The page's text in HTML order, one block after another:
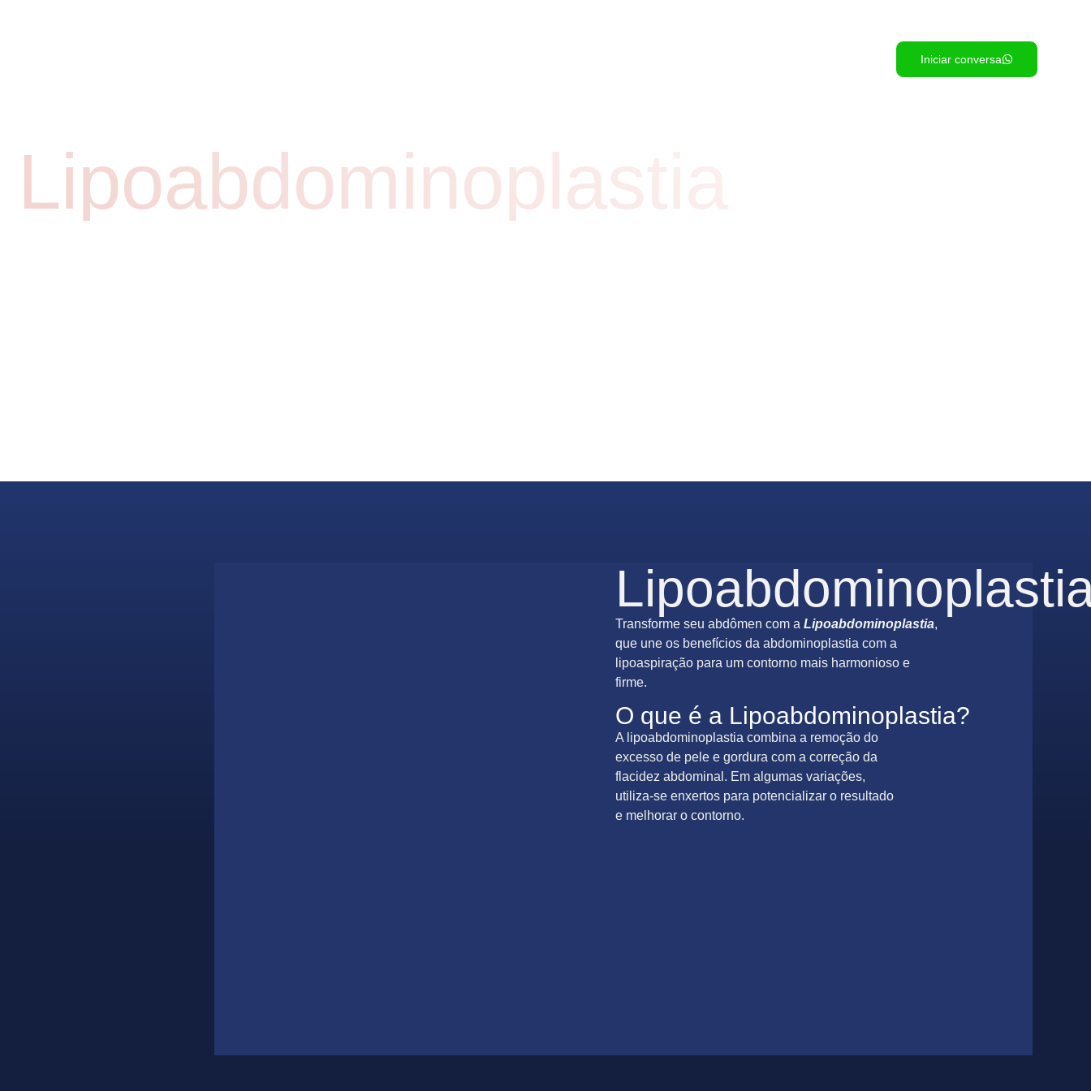
Iniciar conversa
Lipoabdominoplastia
PLÁSTICA CENTER
Transforme seu abdômen com a Lipoabdominoplastia,
que une os benefícios da abdominoplastia com a
lipoaspiração para um contorno mais harmonioso e
firme.
O que é a Lipoabdominoplastia?
A lipoabdominoplastia combina a remoção do
excesso de pele e gordura com a correção da
flacidez abdominal. Em algumas variações,
utiliza-se enxertos para potencializar o resultado
e melhorar o contorno.